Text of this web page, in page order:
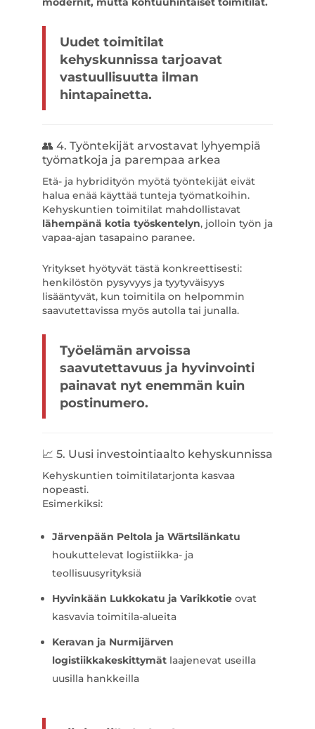
Uudet toimitilat
kehyskunnissa tarjoavat
vastuullisuutta ilman
hintapainetta.
👥 4. Työntekijät arvostavat lyhyempiä
työmatkoja ja parempaa arkea
Etä- ja hybridityön myötä työntekijät eivät
halua enää käyttää tunteja työmatkoihin.
Kehyskuntien toimitilat mahdollistavat
lähempänä kotia työskentelyn, jolloin työn ja
vapaa-ajan tasapaino paranee.
Yritykset hyötyvät tästä konkreettisesti:
henkilöstön pysyvyys ja tyytyväisyys
lisääntyvät, kun toimitila on helpommin
saavutettavissa myös autolla tai junalla.
Työelämän arvoissa
saavutettavuus ja hyvinvointi
painavat nyt enemmän kuin
postinumero.
📈 5. Uusi investointiaalto kehyskunnissa
Kehyskuntien toimitilatarjonta kasvaa
nopeasti.
Esimerkiksi:
Järvenpään Peltola ja Wärtsilänkatu
houkuttelevat logistiikka- ja
teollisuusyrityksiä
Hyvinkään Lukkokatu ja Varikkotieovat
kasvavia toimitila-alueita
Keravan ja Nurmijärven
logistiikkakeskittymätlaajenevat useilla
uusilla hankkeilla